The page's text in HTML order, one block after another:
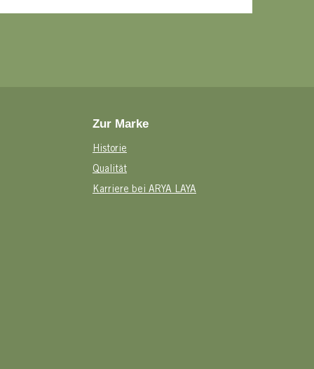
Zur Marke
Historie
Qualität
Karriere bei ARYA LAYA